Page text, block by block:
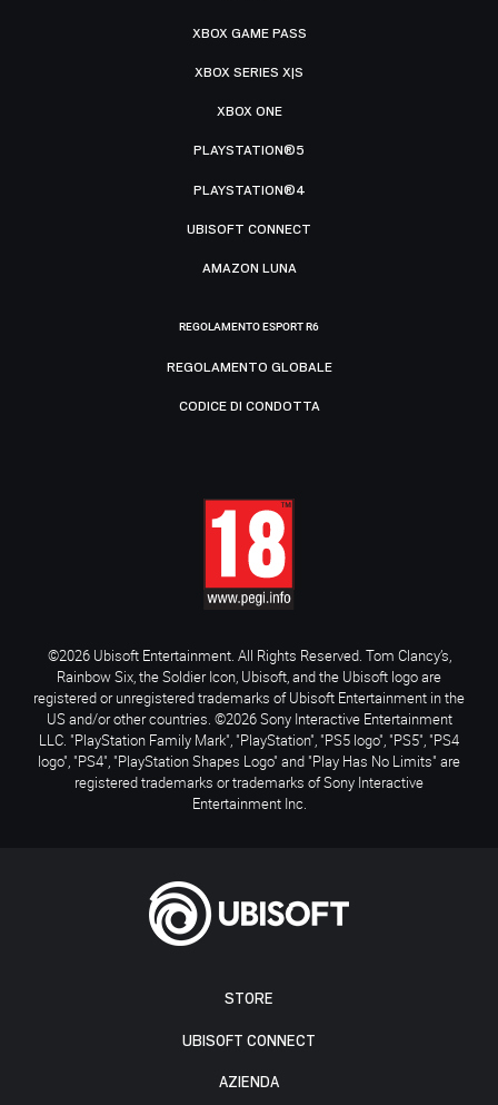
STORE
UBISOFT CONNECT
AZIENDA
XBOX GAME PASS
XBOX SERIES X|S
XBOX ONE
PLAYSTATION®5
PLAYSTATION®4
UBISOFT CONNECT
AMAZON LUNA
REGOLAMENTO ESPORT R6
REGOLAMENTO GLOBALE
CODICE DI CONDOTTA
©2026 Ubisoft Entertainment. All Rights Reserved. Tom Clancy’s,
Rainbow Six, the Soldier Icon, Ubisoft, and the Ubisoft logo are
registered or unregistered trademarks of Ubisoft Entertainment in the
US and/or other countries. ©2026 Sony Interactive Entertainment
LLC. "PlayStation Family Mark", "PlayStation", "PS5 logo", "PS5", "PS4
logo", "PS4", "PlayStation Shapes Logo" and "Play Has No Limits" are
registered trademarks or trademarks of Sony Interactive
Entertainment Inc.